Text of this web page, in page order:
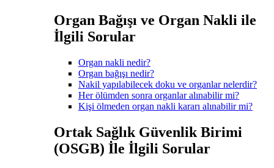
Organ Bağışı ve Organ Nakli ile
İlgili Sorular
Organ nakli nedir?
Organ bağışı nedir?
Nakil yapılabilecek doku ve organlar nelerdir?
Her ölümden sonra organlar alınabilir mi?
Kişi ölmeden organ nakli kararı alınabilir mi?
Ortak Sağlık Güvenlik Birimi
(OSGB) İle İlgili Sorular